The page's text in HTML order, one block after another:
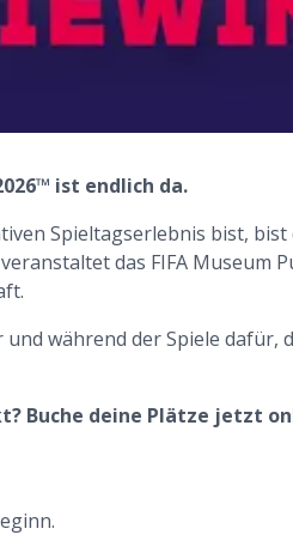
ist endlich da.
Spieltagserlebnis bist,
das FIFA Museum
während der Spiele dafür,
Buche deine Plätze jetzt